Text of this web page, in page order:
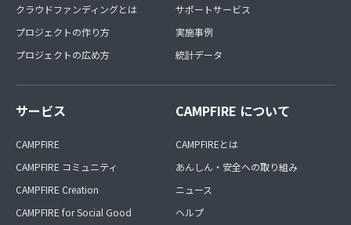
クラウドファンディングとは
プロジェクトの作り方
プロジェクトの広め方
サポートサービス
実施事例
統計データ
サービス
CAMPFIRE
CAMPFIRE コミュニティ
CAMPFIRE Creation
CAMPFIRE for Social Good
CAMPFIRE について
CAMPFIREとは
あんしん・安全への取り組み
ニュース
ヘルプ